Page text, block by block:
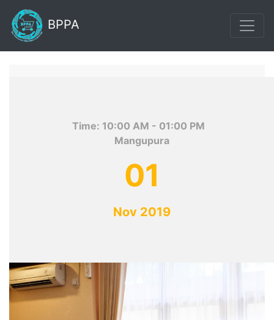
BPPA
Time: 10:00 AM - 01:00 PM
Mangupura
01
Nov 2019